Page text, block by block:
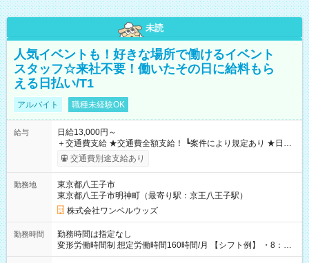
未読
人気イベントも！好きな場所で働けるイベント
スタッフ☆来社不要！働いたその日に給料もら
える日払い/T1
アルバイト 職種未経験OK
給与
日給13,000円～
＋交通費支給 ★交通費全額支給！ ┗案件により規定あり ★日払
いOK！（規定あり） ┗働いたその日に現金GET♪ お仕事後はコ
ンビニATMから 日払い分を引き落とせます！ 【試用期間】試
交通費別途支給あり
勤務地
東京都八王子市
東京都八王子市明神町（最寄り駅：京王八王子駅）
株式会社ワンベルウッズ
勤務時間
勤務時間は指定なし
変形労働時間制 想定労働時間160時間/月 【シフト例】 ・8：00
～21：00